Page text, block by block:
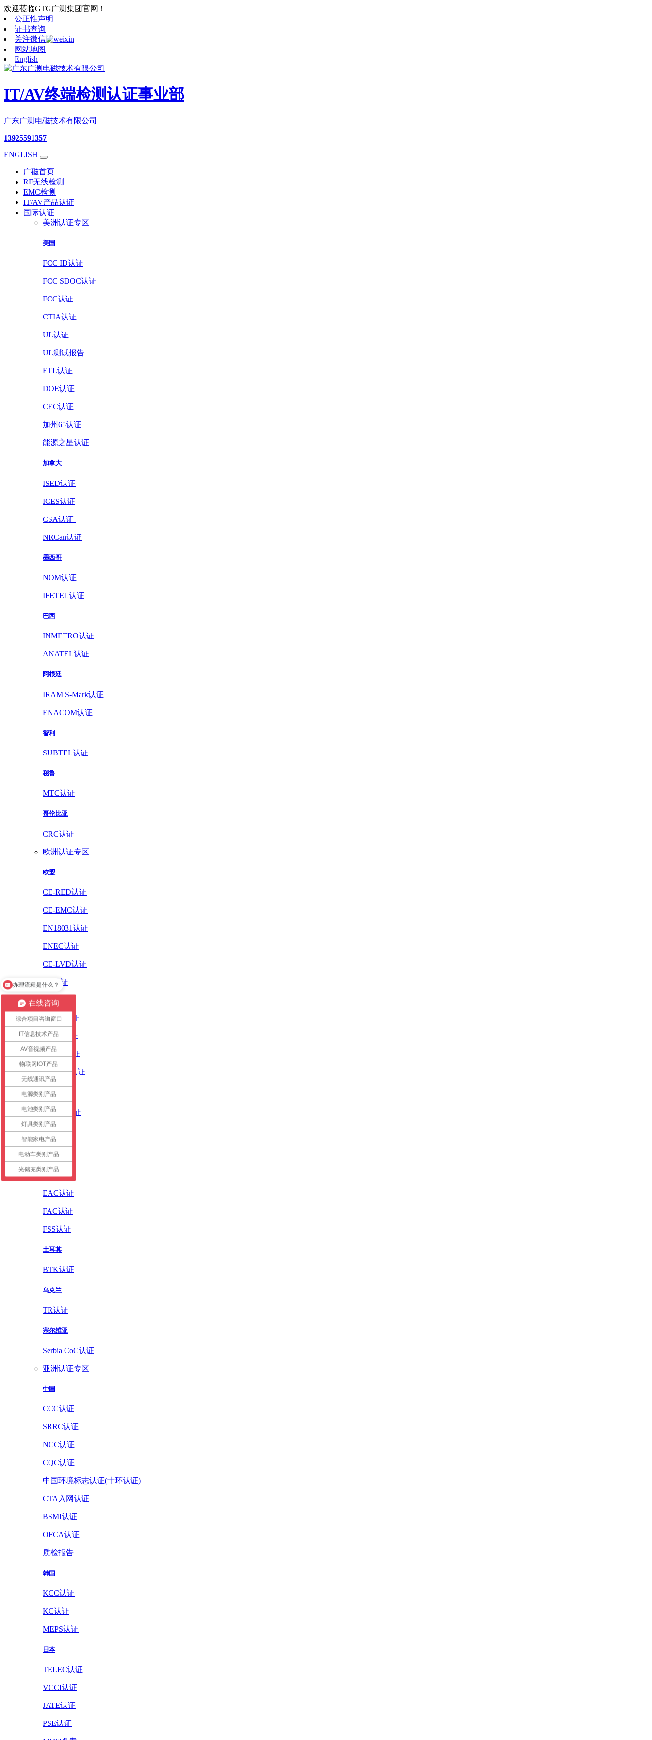
欢迎莅临GTG广测集团官网！
公正性声明
证书查询
关注微信
网站地图
English
IT/AV终端检测认证事业部
广东广测电磁技术有限公司
13925591357
ENGLISH
广磁首页
RF无线检测
EMC检测
IT/AV产品认证
国际认证
美洲认证专区
美国
FCC ID认证
FCC SDOC认证
FCC认证
CTIA认证
UL认证
UL测试报告
ETL认证
DOE认证
CEC认证
加州65认证
能源之星认证
加拿大
ISED认证
ICES认证
CSA认证
NRCan认证
墨西哥
NOM认证
IFETEL认证
巴西
INMETRO认证
ANATEL认证
阿根廷
IRAM S-Mark认证
ENACOM认证
智利
SUBTEL认证
秘鲁
MTC认证
哥伦比亚
CRC认证
欧洲认证专区
欧盟
CE-RED认证
CE-EMC认证
EN18031认证
ENEC认证
CE-LVD认证
CE认证
ErP认证
ROHS认证
PAHS认证
WEEE认证
REACH认证
英国
UKCA认证
德国
GS认证
俄罗斯
EAC认证
FAC认证
FSS认证
土耳其
BTK认证
乌克兰
TR认证
塞尔维亚
Serbia CoC认证
亚洲认证专区
中国
CCC认证
SRRC认证
NCC认证
CQC认证
中国环境标志认证(十环认证)
CTA入网认证
BSMI认证
OFCA认证
质检报告
韩国
KCC认证
KC认证
MEPS认证
日本
TELEC认证
VCCI认证
JATE认证
PSE认证
在线咨询
综合项目咨询窗口
IT信息技术产品
AV音视频产品
物联网IOT产品
无线通讯产品
电源类别产品
电池类别产品
灯具类别产品
智能家电产品
电动车类别产品
光储充类别产品
办理流程是什么？